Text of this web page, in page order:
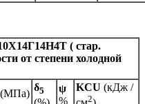
( стар.
от степени холодной
(МПа)
δ5
ψ
%
KCU (кДж /
2